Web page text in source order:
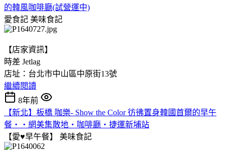
的韓風咖啡廳(試營運中)
愛食記 美味食記
【店家資訊】
時差 Jetlag
店址：台北市中山區中原街13號
繼續閱讀
8年前
【新北】板橋 咖樂- Show the Color 彷彿置身韓國首爾的早午
餐‧‧網美集散地‧咖啡廳‧捷運新埔站
【愛♥早午餐】 美味食記